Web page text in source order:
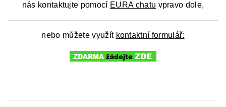
nás kontaktujte pomocí EURA chatu vpravo dole,
nebo můžete využít kontaktní formulář: